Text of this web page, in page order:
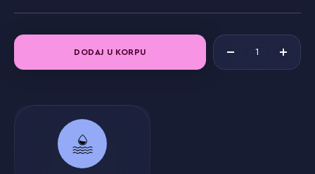
DODAJ U KORPU